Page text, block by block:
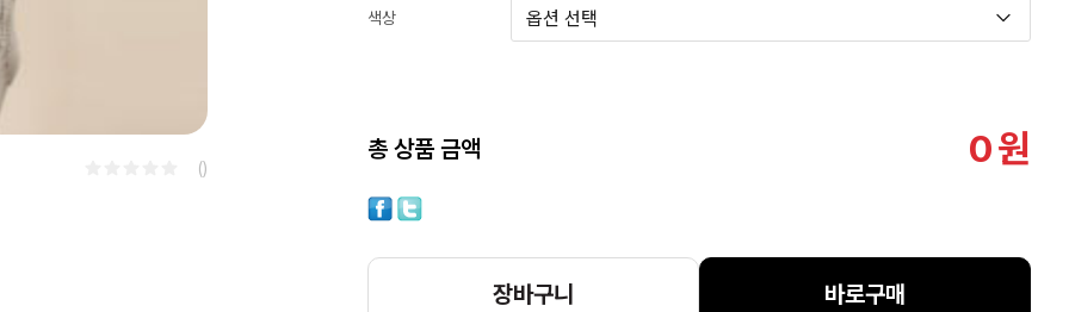
()
색상
총 상품 금액 0원
장바구니 바로구매